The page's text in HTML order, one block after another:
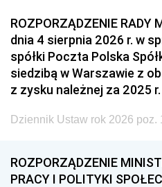
2011 2010
2008 2007
2005 2004
2002 2001
1999 1998
1993 1992
ROZPORZĄDZENIE RADY
dnia 4 sierpnia 2026 r. w
spółki Poczta Polska
siedzibą w Warszawie z
z zysku należnej za 2025 r.
Dziennik Ustaw rok 2026 poz.
ROZPORZĄDZENIE
PRACY I POLITYKI